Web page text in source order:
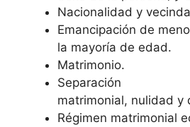
Nacionalidad y
Emancipación de
la mayoría de edad.
Matrimonio.
Separación
matrimonial, nulidad y
Régimen matrimonial